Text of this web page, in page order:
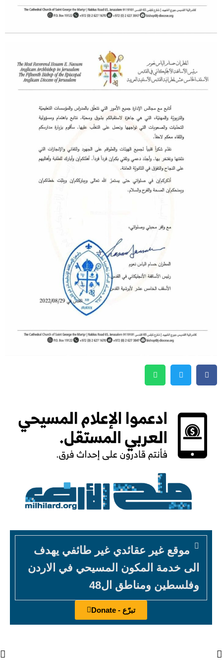
موقع غير عقائدي غير طائفي يهدف
الى خدمة المكون المسيحي في الاردن
وفلسطين ومناطق ال48
تبرّع - Donate